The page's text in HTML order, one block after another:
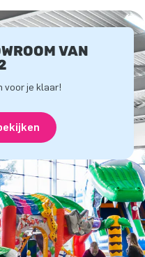
VAN
voor je klaar!